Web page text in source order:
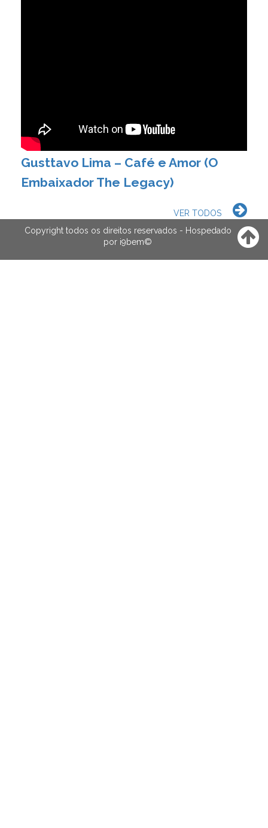
Gusttavo Lima – Café e Amor (O
Embaixador The Legacy)
VER TODOS
Copyright todos os direitos reservados - Hospedado
por i9bem©